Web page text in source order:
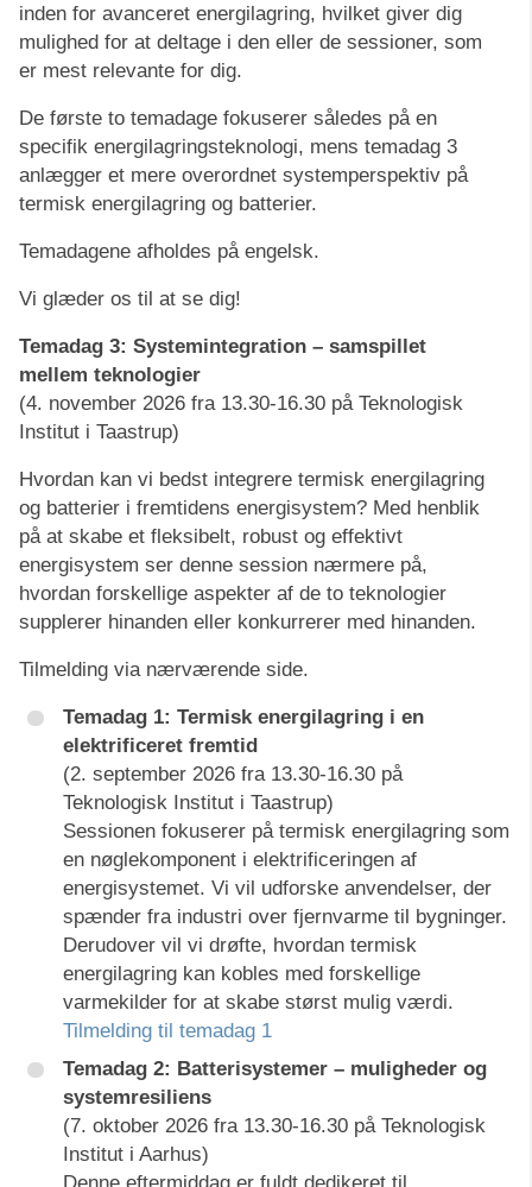
inden for avanceret energilagring, hvilket giver dig
mulighed for at deltage i den eller de sessioner, som
er mest relevante for dig.
De første to temadage fokuserer således på en
specifik energilagringsteknologi, mens temadag 3
anlægger et mere overordnet systemperspektiv på
termisk energilagring og batterier.
Temadagene afholdes på engelsk.
Vi glæder os til at se dig!
Temadag 3: Systemintegration – samspillet
mellem teknologier
(4. november 2026 fra 13.30-16.30 på Teknologisk
Institut i Taastrup)
Hvordan kan vi bedst integrere termisk energilagring
og batterier i fremtidens energisystem? Med henblik
på at skabe et fleksibelt, robust og effektivt
energisystem ser denne session nærmere på,
hvordan forskellige aspekter af de to teknologier
supplerer hinanden eller konkurrerer med hinanden.
Tilmelding via nærværende side.
Temadag 1: Termisk energilagring i en
elektrificeret fremtid
(2. september 2026 fra 13.30-16.30 på
Teknologisk Institut i Taastrup)
Sessionen fokuserer på termisk energilagring som
en nøglekomponent i elektrificeringen af
energisystemet. Vi vil udforske anvendelser, der
spænder fra industri over fjernvarme til bygninger.
Derudover vil vi drøfte, hvordan termisk
energilagring kan kobles med forskellige
varmekilder for at skabe størst mulig værdi.
Tilmelding til temadag 1
Temadag 2: Batterisystemer – muligheder og
systemresiliens
(7. oktober 2026 fra 13.30-16.30 på Teknologisk
Institut i Aarhus)